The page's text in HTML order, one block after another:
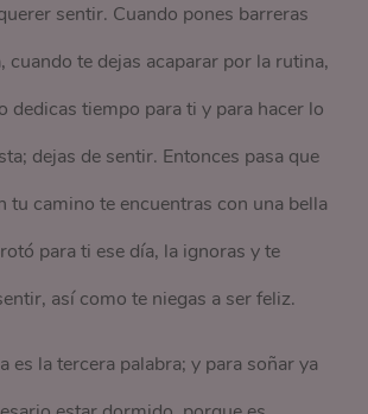
sentir. Cuando pones barreras
cuando te dejas acaparar por la rutina,
dedicas tiempo para ti y para hacer lo
dejas de sentir. Entonces pasa que
tu camino te encuentras con una bella
para ti ese día, la ignoras y te
así como te niegas a ser feliz.
es la tercera palabra; y para soñar ya